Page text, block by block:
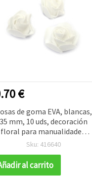
€
de goma EVA, blancas,
35 mm, 10 uds, decoración
floral para manualidades,
scrapbooking y proyectos
Sku: 416640
al carrito